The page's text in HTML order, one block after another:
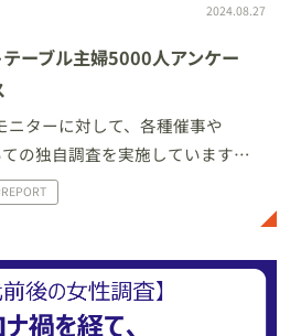
2024.08.27
ーブル主婦5000人アンケー
ニターに対して、各種催事や
の独自調査を実施しています。
家庭で実施したイベント・行事
一部ご紹介いたします。